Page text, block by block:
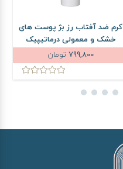
کرم ضد آفتاب رز بژ پوست های
خشک و معمولی درماتیپیک
SPF50 حجم 50 میلی لیتر799,800 تومان